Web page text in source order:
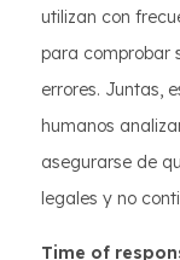
utilizan con
para comprobar
errores. Juntas,
humanos
asegurarse de
legales y no
Time of